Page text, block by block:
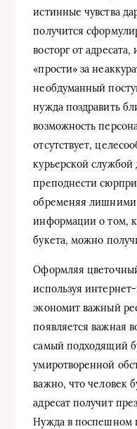
истинные чувства
получится
восторг от
«прости» за
необдуманный
нужда поздравить
возможность
отсутствует,
курьерской
преподнести
обременяя лишними
информации о том,
букета, можно
Оформляя цветочный
используя
экономит важный
появляется важная
самый подходящий
умиротворенной
важно, что человек
адресат получит
Нужда в поспешном